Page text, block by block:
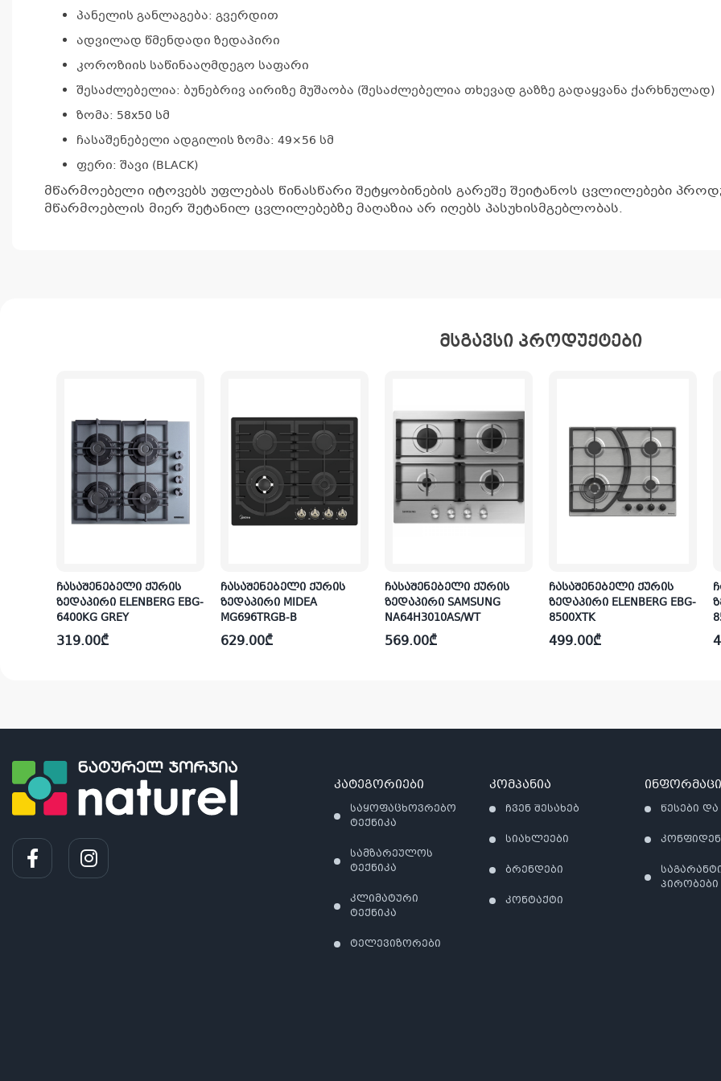
პანელის განლაგება: გვერდით
ადვილად წმენდადი ზედაპირი
კოროზიის საწინააღმდეგო საფარი
შესაძლებელია: ბუნებრივ აირიზე მუშაობა (შესაძლებელია თხევად გაზზე გადაყვანა ქარხნულად)
ზომა: 58х50 სმ
ჩასაშენებელი ადგილის ზომა: 49×56 სმ
ფერი: შავი (BLACK)
მწარმოებელი იტოვებს უფლებას წინასწარი შეტყობინების გარეშე შეიტანოს ცვლილებები
მწარმოებლის მიერ შეტანილ ცვლილებებზე მაღაზია არ იღებს პასუხისმგებლობას.
მსგავსი პროდუქტები
ჩასაშენებელი ქურის
ზედაპირი MIDEA
MG696TGB BLACK
569.00₾
ჩასაშენებელი ქურის
ზედაპირი ELENBERG EBG-
6400TTBJ BEIGE
399.00₾
ჩასაშენებელი ქურის
ზედაპირი ELENBERG EBG-
6400BJ BEIGE
319.00₾
ჩასაშენებელი ქურის
ზედაპირი ELENBERG EBG-
8800BJTK
599.00₾
კატეგორიები
საყოფაცხოვრებო
ტექნიკა
სამზარეულოს
ტექნიკა
კლიმატური
ტექნიკა
ტელევიზორები
კომპანია
ჩვენ შესახებ
სიახლეები
ბრენდები
კონტაქტი
წესები
პირობები